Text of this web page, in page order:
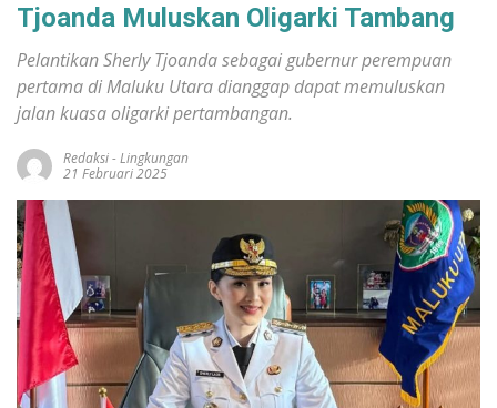
Tjoanda Muluskan Oligarki Tambang
Pelantikan Sherly Tjoanda sebagai gubernur perempuan
pertama di Maluku Utara dianggap dapat memuluskan
jalan kuasa oligarki pertambangan.
Redaksi-Lingkungan
21 Februari 2025